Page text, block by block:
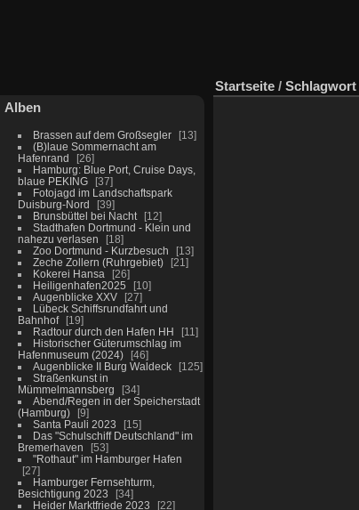
Alben
Brassen auf dem Großsegler
13
(B)laue Sommernacht am
Hafenrand
26
Hamburg: Blue Port, Cruise Days,
blaue PEKING
37
Fotojagd im Landschaftspark
Duisburg-Nord
39
Brunsbüttel bei Nacht
12
Stadthafen Dortmund - Klein und
nahezu verlasen
18
Zoo Dortmund - Kurzbesuch
13
Zeche Zollern (Ruhrgebiet)
21
Kokerei Hansa
26
Heiligenhafen2025
10
Augenblicke XXV
27
Lübeck Schiffsrundfahrt und
Bahnhof
19
Radtour durch den Hafen HH
11
Historischer Güterumschlag im
Hafenmuseum (2024)
46
Augenblicke II Burg Waldeck
125
Straßenkunst in
Mümmelmannsberg
34
Abend/Regen in der Speicherstadt
(Hamburg)
9
Santa Pauli 2023
15
Das "Schulschiff Deutschland" im
Bremerhaven
53
"Rothaut" im Hamburger Hafen
27
Hamburger Fernsehturm,
Besichtigung 2023
34
Heider Marktfriede 2023
22
Startseite / Schlagwort